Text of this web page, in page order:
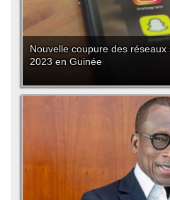
Nouvelle coupure des
2023 en Guinée